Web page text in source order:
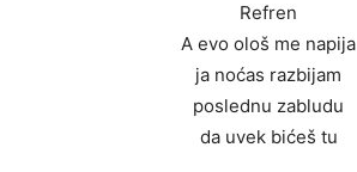
Refren
A evo ološ me napija
ja noćas razbijam
poslednu zabludu
da uvek bićeš tu